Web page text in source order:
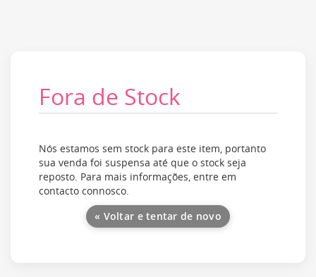
Fora de Stock
Nós estamos sem stock para este item, portanto
sua venda foi suspensa até que o stock seja
reposto. Para mais informações, entre em
contacto connosco.
« Voltar e tentar de novo